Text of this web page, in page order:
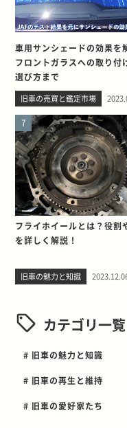
車用サンシェードの効果を
フロントガラスへの取り付
選び方まで
旧車の売買と鑑定市場
7
フライホイールとは？役割
を詳しく解説！
旧車の魅力と知識
カテゴリ一覧
# 旧車の魅力と知識
# 旧車の再生と維持
# 旧車の愛好家たち